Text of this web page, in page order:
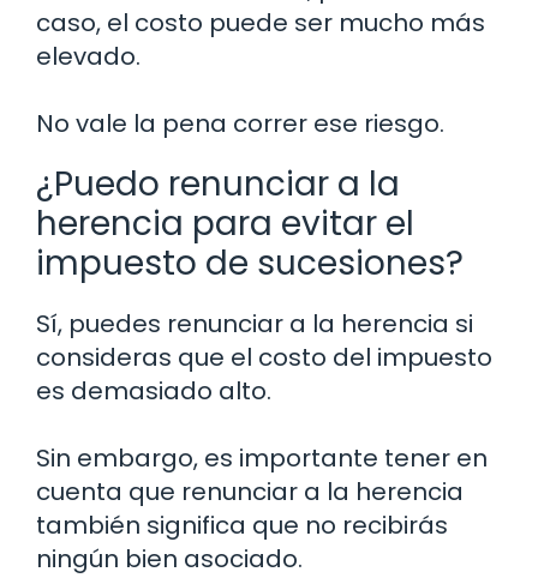
caso, el costo puede ser mucho más
elevado.
No vale la pena correr ese riesgo.
¿Puedo renunciar a la
herencia para evitar el
impuesto de sucesiones?
Sí, puedes renunciar a la herencia si
consideras que el costo del impuesto
es demasiado alto.
Sin embargo, es importante tener en
cuenta que renunciar a la herencia
también significa que no recibirás
ningún bien asociado.